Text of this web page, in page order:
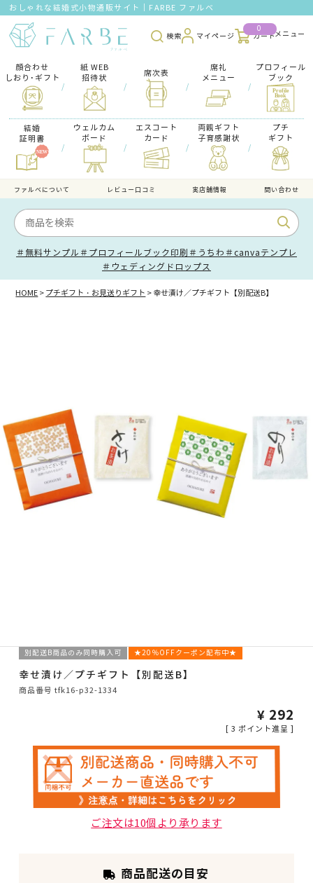
おしゃれな結婚式小物通販サイト｜FARBE ファルベ
検索 マイページ
0
カート
顔合わせ
しおり･ギフト
/
紙 WEB
招待状
/
席次表
/
席礼
メニュー
/
プロフィール
ブック
結婚
証明書
/
ウェルカム
ボード
/
エスコート
カード
/
両親ギフト
子育感謝状
/
プチ
ギフト
ファルべについて レビュー口コミ 実店舗情報 問い合わせ
＃無料サンプル ＃プロフィールブック印刷 ＃うちわ ＃canvaテンプレ
＃ウェディングドロップス
HOME プチギフト・お見送りギフト 幸せ漬け／プチギフト【別配送B】
別配送B商品のみ同時購入可 ★20％OFFクーポン配布中★
幸せ漬け／プチギフト【別配送B】
商品番号 tfk16-p32-1334
¥ 292
[ 3 ポイント進呈 ]
ご注文は10個より承ります
商品配送の目安